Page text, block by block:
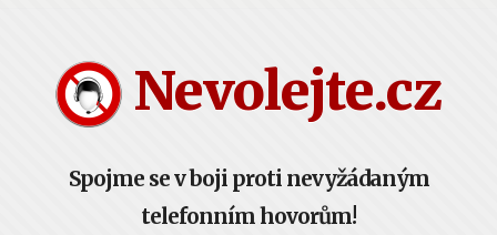
Nevolejte.cz
Spojme se v boji proti nevyžádaným
telefonním hovorům!